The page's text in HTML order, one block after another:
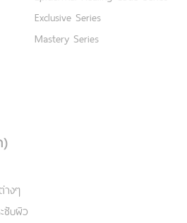
Exclusive Series
Mastery Series
)
างๆ
ชับผิว